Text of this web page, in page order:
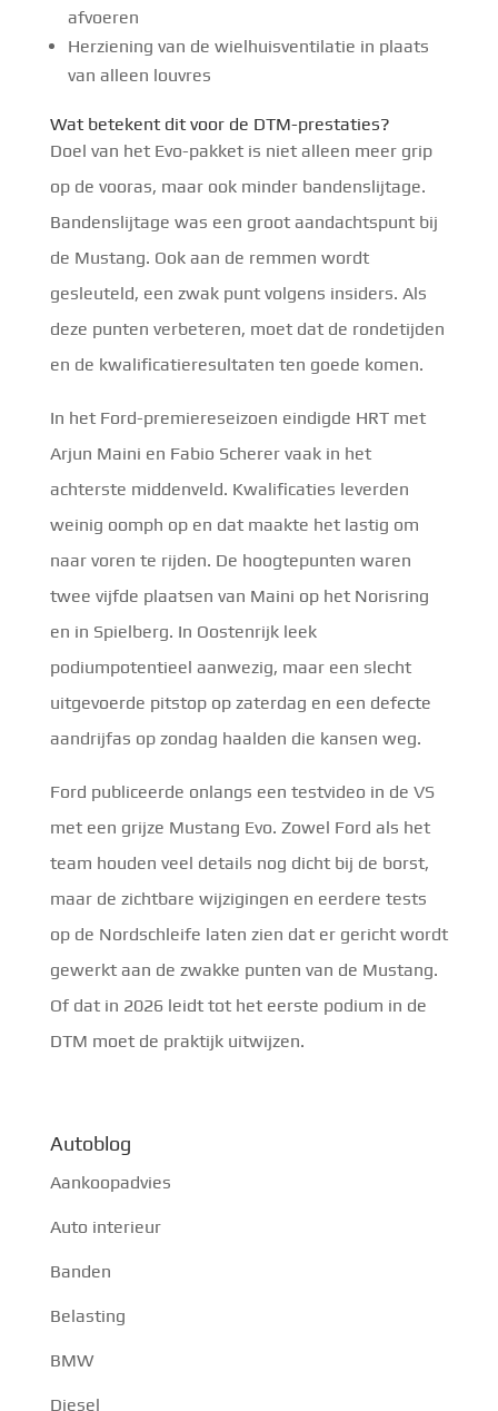
afvoeren
Herziening van de wielhuisventilatie in plaats
van alleen louvres
Wat betekent dit voor de DTM-prestaties?
Doel van het Evo-pakket is niet alleen meer grip
op de vooras, maar ook minder bandenslijtage.
Bandenslijtage was een groot aandachtspunt bij
de Mustang. Ook aan de remmen wordt
gesleuteld, een zwak punt volgens insiders. Als
deze punten verbeteren, moet dat de rondetijden
en de kwalificatieresultaten ten goede komen.
In het Ford-premiereseizoen eindigde HRT met
Arjun Maini en Fabio Scherer vaak in het
achterste middenveld. Kwalificaties leverden
weinig oomph op en dat maakte het lastig om
naar voren te rijden. De hoogtepunten waren
twee vijfde plaatsen van Maini op het Norisring
en in Spielberg. In Oostenrijk leek
podiumpotentieel aanwezig, maar een slecht
uitgevoerde pitstop op zaterdag en een defecte
aandrijfas op zondag haalden die kansen weg.
Ford publiceerde onlangs een testvideo in de VS
met een grijze Mustang Evo. Zowel Ford als het
team houden veel details nog dicht bij de borst,
maar de zichtbare wijzigingen en eerdere tests
op de Nordschleife laten zien dat er gericht wordt
gewerkt aan de zwakke punten van de Mustang.
Of dat in 2026 leidt tot het eerste podium in de
DTM moet de praktijk uitwijzen.
Autoblog
Aankoopadvies
Auto interieur
Banden
Belasting
BMW
Diesel